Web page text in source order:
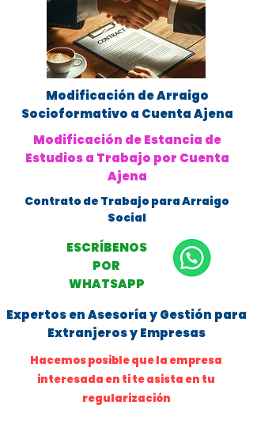
Modificación de Arraigo
Socioformativo a Cuenta Ajena
Modificación de Estancia de
Estudios a Trabajo por Cuenta
Ajena
Contrato de Trabajo para Arraigo
Social
ESCRÍBENOS
POR
WHATSAPP
Expertos en Asesoría y Gestión para
Extranjeros y Empresas
Hacemos posible que la empresa
interesada en ti te asista en tu
regularización